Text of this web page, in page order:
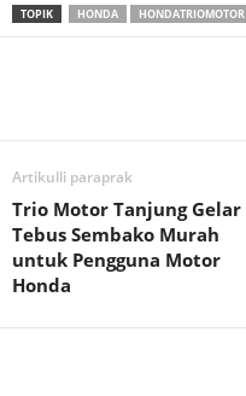
TOPIK HONDA HONDATRIOMOTOR
Artikulli paraprak
Trio Motor Tanjung Gelar
Tebus Sembako Murah
untuk Pengguna Motor
Honda